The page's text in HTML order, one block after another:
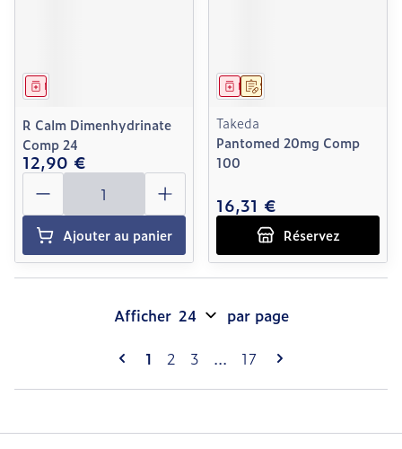
Médicament
R Calm Dimenhydrinate
Comp 24
12,90 €
Quantité
Ajouter au panier
Sur prescription
Médicament
Takeda
Pantomed 20mg Comp
100
16,31 €
Réservez
Vous lisez actuellement la page
1 Page
2 Page
3 ... Page
17
Afficher par page